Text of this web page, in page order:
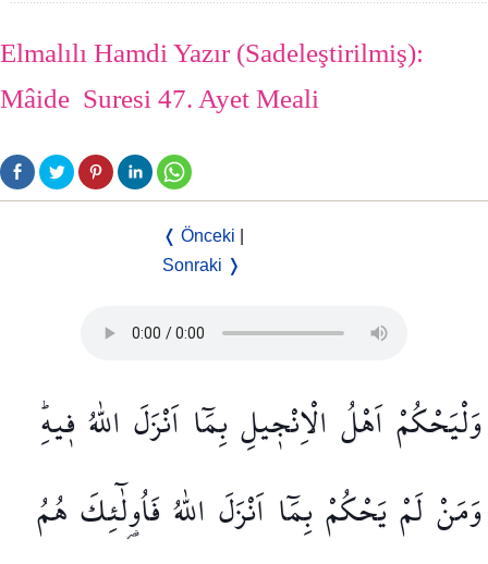
Elmalılı Hamdi Yazır (Sadeleştirilmiş):
Mâide Suresi 47. Ayet Meali
❬ Önceki
Sonraki ❭
وَلْيَحْكُمْاَهْلُ الْاِنْج۪يلِبِمَٓا اَنْزَلَ اللّٰهُ ف۪يهِۜ
وَمَنْلَمْيَحْكُمْبِمَٓا اَنْزَلَ اللّٰهُفَاُو۬لٰٓئِكَ هُمُ